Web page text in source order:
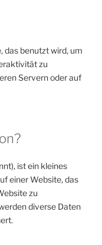
das benutzt wird, um
zu
Servern oder auf
ist ein kleines
einer Website, das
zu
diverse Daten